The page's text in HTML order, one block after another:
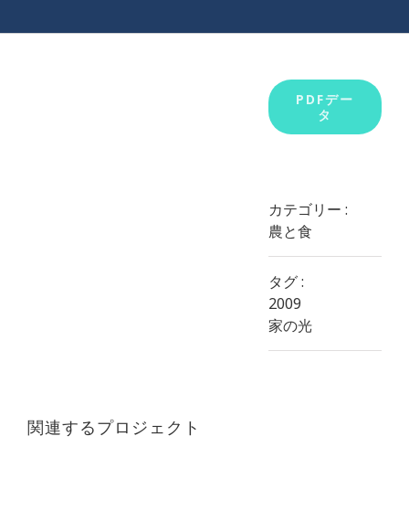
PDFデー
タ
カテゴリー :
農と食
タグ :
2009
家の光
関連するプロジェクト